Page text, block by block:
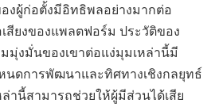
งผู้ก่อตั้งมีอิทธิพลอย่างมากต่อ
สียงของแพลตฟอร์ม ประวัติของ
มุ่งมั่นของเขาต่อแง่มุมเหล่านี้มี
ดการพัฒนาและทิศทางเชิงกลยุทธ์
านี้สามารถช่วยให้ผู้มีส่วนได้เสีย